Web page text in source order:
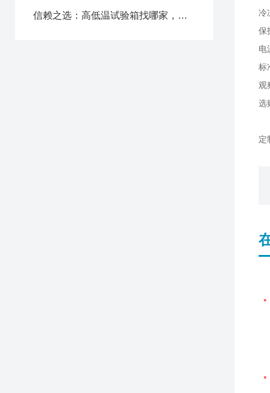
信赖之选：高低温试验箱找哪家，口碑厂家深度解析
冷
保
电
标
观
选
定